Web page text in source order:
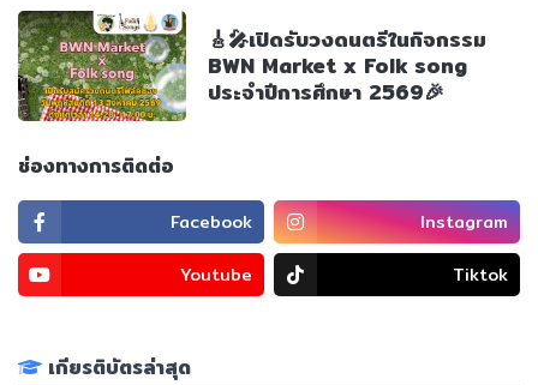
🎸🎤เปิดรับวงดนตรีในกิจกรรม
BWN Market x Folk song
ประจำปีการศึกษา 2569🎉
ช่องทางการติดต่อ
Facebook
Instagram
Youtube
Tiktok
เกียรติบัตรล่าสุด